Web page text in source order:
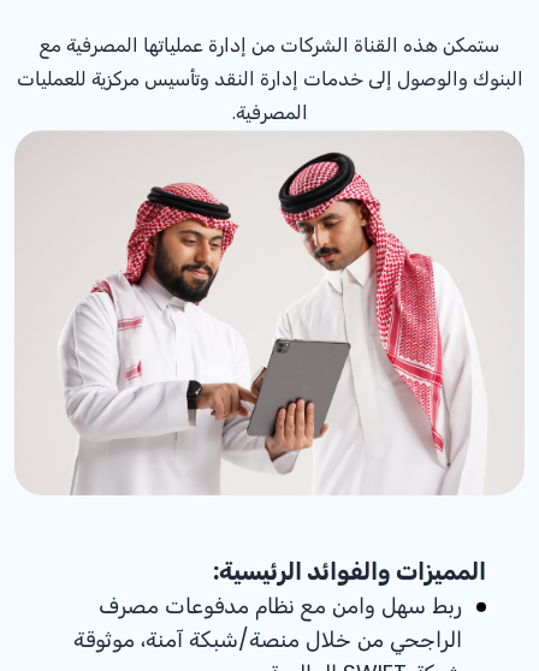
ستمكن هذه القناة الشركات من إدارة عملياتها المصرفية مع
البنوك والوصول إلى خدمات إدارة النقد وتأسيس مركزية للعمليات
المصرفية.
المميزات والفوائد الرئيسية:
ربط سهل وامن مع نظام مدفوعات مصرف
الراجحي من خلال منصة/شبكة آمنة، موثوقة